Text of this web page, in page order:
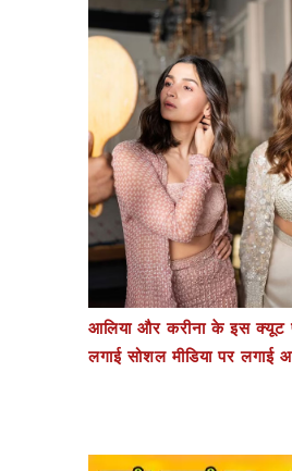
आलिया और करीना के इस क्यूट
लगाई सोशल मीडिया पर लगाई